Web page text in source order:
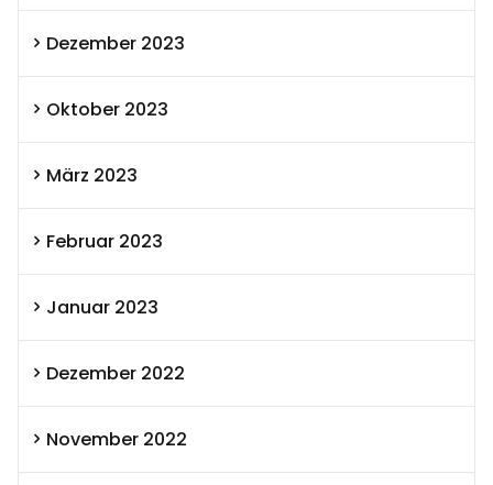
Dezember 2023
Oktober 2023
März 2023
Februar 2023
Januar 2023
Dezember 2022
November 2022